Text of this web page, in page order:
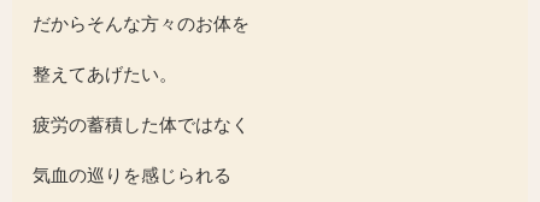
だからそんな方々のお体を
整えてあげたい。
疲労の蓄積した体ではなく
気血の巡りを感じられる